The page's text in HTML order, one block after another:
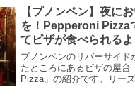
ンはあります。シンプル
本格的なおいしいインド
すよ。プノンペンに行くと
お店です。
【プノンペン】夜に
を！Pepperoni Pizza
てピザが食べられるよ
プノンペンのリバーサイド
たところにあるピザの屋台
Pizza」の紹介です。リー